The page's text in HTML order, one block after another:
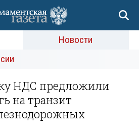
Новости
НДС предложили
на транзит